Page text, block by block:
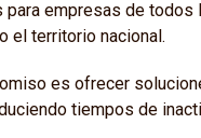
empresas de todos
el territorio nacional.
es ofrecer
tiempos de